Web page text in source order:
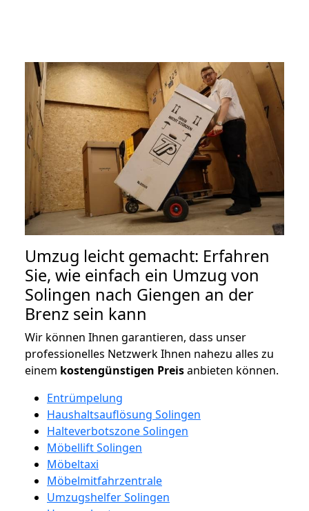
Umzug leicht gemacht: Erfahren
Sie, wie einfach ein Umzug von
Solingen nach Giengen an der
Brenz sein kann
Wir können Ihnen garantieren, dass unser
professionelles Netzwerk Ihnen nahezu alles zu
einem kostengünstigen Preisanbieten können.
Entrümpelung
Haushaltsauflösung Solingen
Halteverbotszone Solingen
Möbellift Solingen
Möbeltaxi
Möbelmitfahrzentrale
Umzugshelfer Solingen